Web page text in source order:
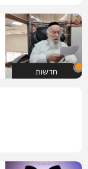
חדשות